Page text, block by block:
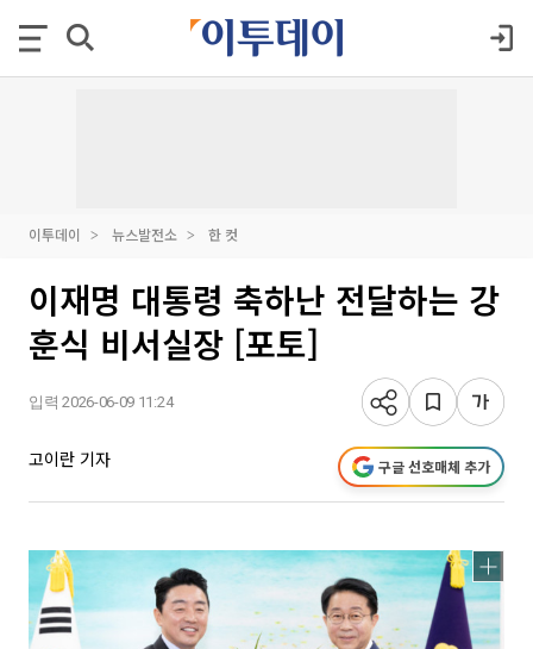
이투데이 뉴스발전소 한 컷
이재명 대통령 축하난 전달하는 강
훈식 비서실장 [포토]
입력 2026-06-09 11:24
고이란 기자 구글 선호매체 추가